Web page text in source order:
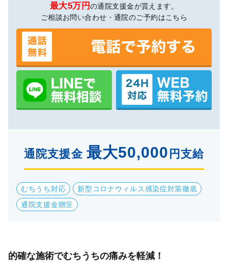
最大5万円の通院支援金が貰えます。
ご相談お問い合わせ・通院のご予約はこちら
通院支援金 最大50,000 円支給
むちうち対応
新型コロナウィルス感染症対策徹底
通院支援金贈呈
的確な施術でむちうちの痛みを軽減！